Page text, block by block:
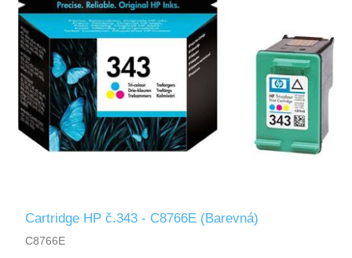
Cartridge HP č.343 - C8766E (Barevná)
C8766E